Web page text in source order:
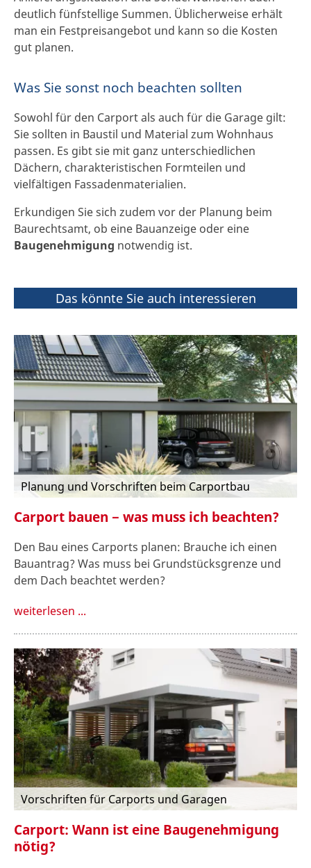
deutlich fünfstellige Summen. Üblicherweise erhält
man ein Festpreisangebot und kann so die Kosten
gut planen.
Was Sie sonst noch beachten sollten
Sowohl für den Carport als auch für die Garage gilt:
Sie sollten in Baustil und Material zum Wohnhaus
passen. Es gibt sie mit ganz unterschiedlichen
Dächern, charakteristischen Formteilen und
vielfältigen Fassadenmaterialien.
Erkundigen Sie sich zudem vor der Planung beim
Baurechtsamt, ob eine Bauanzeige oder eine
Baugenehmigung notwendig ist.
Das könnte Sie auch interessieren
Planung und Vorschriften beim Carportbau
Carport bauen − was muss ich beachten?
Den Bau eines Carports planen: Brauche ich einen
Bauantrag? Was muss bei Grundstücksgrenze und
dem Dach beachtet werden?
weiterlesen ...
Vorschriften für Carports und Garagen
Carport: Wann ist eine Baugenehmigung
nötig?